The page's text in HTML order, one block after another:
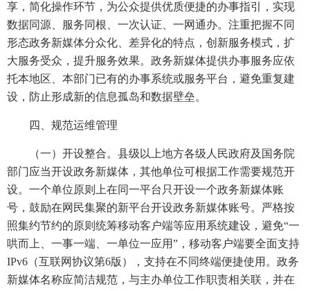
享，简化操作环节，为公众提供优质便捷的办事指引，实现
数据同源、服务同根、一次认证、一网通办。注重把握不同
形态政务新媒体分众化、差异化的特点，创新服务模式，扩
大服务受众，提升服务效果。政务新媒体提供办事服务应依
托本地区、本部门已有的办事系统或服务平台，避免重复建
设，防止形成新的信息孤岛和数据壁垒。
四、规范运维管理
（一）开设整合。县级以上地方各级人民政府及国务院
部门应当开设政务新媒体，其他单位可根据工作需要规范开
设。一个单位原则上在同一平台只开设一个政务新媒体账
号，鼓励在网民集聚的新平台开设政务新媒体账号。严格按
照集约节约的原则统筹移动客户端等应用系统建设，避免“一
哄而上、一事一端、一单位一应用”，移动客户端要全面支持
IPv6（互联网协议第6版），支持在不同终端便捷使用。政务
新媒体名称应简洁规范，与主办单位工作职责相关联，并在